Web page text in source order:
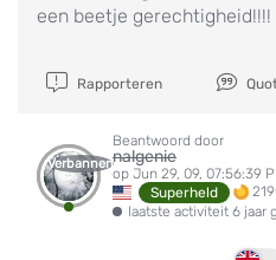
een beetje gerechtigheid!!!!
Rapporteren
Verbannen
Beantwoord door
nalgenie
op Jun 29, 09, 07:56:39
Superheld
laatste activiteit 6 jaar